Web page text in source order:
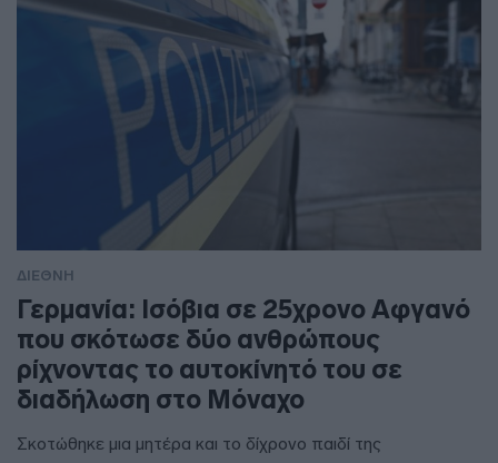
ΔΙΕΘΝΗ
Γερμανία: Ισόβια σε 25χρονο Αφγανό
που σκότωσε δύο ανθρώπους
ρίχνοντας το αυτοκίνητό του σε
διαδήλωση στο Μόναχο
Σκοτώθηκε μια μητέρα και το δίχρονο παιδί της